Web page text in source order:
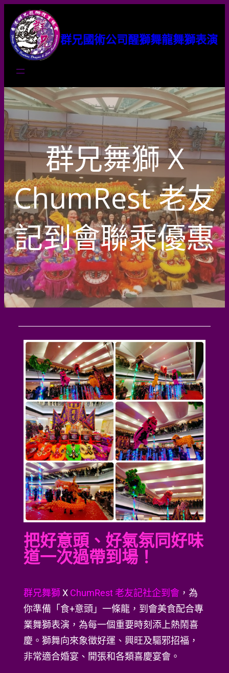
群兄國術公司醒獅舞龍舞獅表演
群兄舞獅 X
ChumRest 老友
記到會聯乘優惠
把好意頭、好氣氛同好味
道一次過帶到場！
群兄舞獅 X ChumRest 老友記社企到會 ，為
你準備「食+意頭」一條龍，到會美食配合專
業舞獅表演，為每一個重要時刻添上熱鬧喜
慶。獅舞向來象徵好運、興旺及驅邪招福，
非常適合婚宴、開張和各類喜慶宴會。